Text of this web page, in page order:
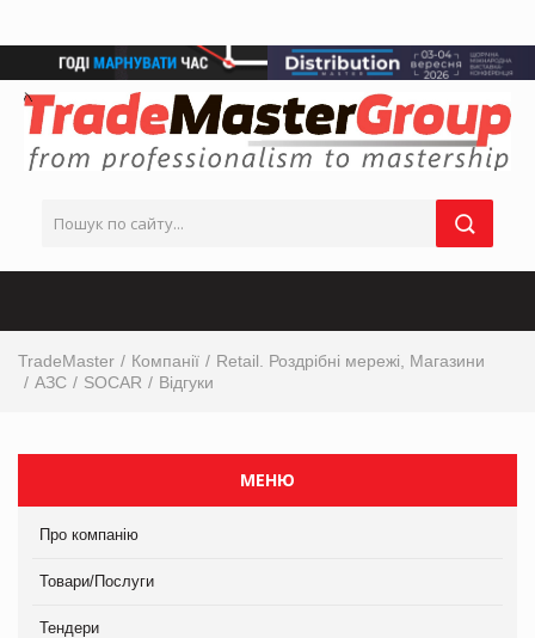
TradeMaster Компанії
Retail. Роздрібні мережі, Магазини
АЗС
SOCAR Відгуки
МЕНЮ
Про компанію
Товари/Послуги
Тендери